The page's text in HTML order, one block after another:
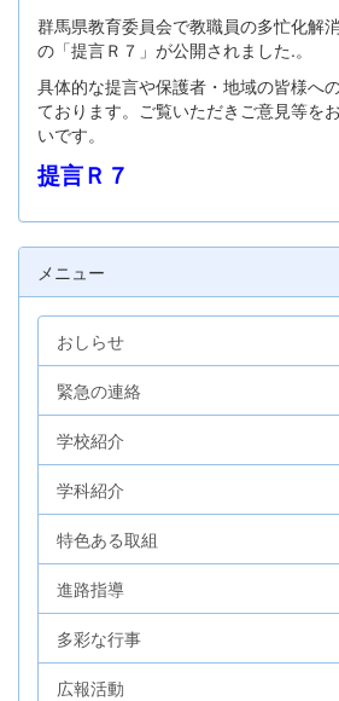
群馬県教育委員会で教職員の多忙化解
の「提言Ｒ７」が公開されました.。
具体的な提言や保護者・地域の皆様へ
ております。ご覧いただきご意見等を
いです。
提言Ｒ７
メニュー
おしらせ
緊急の連絡
学校紹介
学科紹介
特色ある取組
進路指導
多彩な行事
広報活動